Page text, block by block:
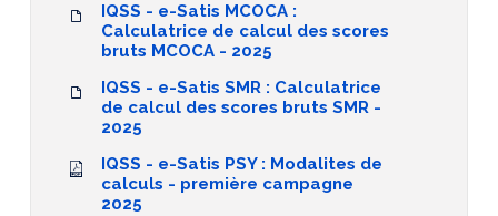
IQSS - e-Satis MCOCA :
Calculatrice de calcul des scores
bruts MCOCA - 2025
IQSS - e-Satis SMR : Calculatrice
de calcul des scores bruts SMR -
2025
IQSS - e-Satis PSY : Modalites de
calculs - première campagne
2025